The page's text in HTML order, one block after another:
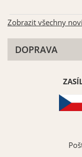
Zobrazit všechny
DOPRAVA